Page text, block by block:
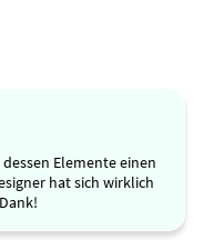
Elemente einen
hat sich wirklich